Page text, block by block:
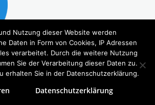
bvl-Shop . Alle Rechte vorbehalten. Theme:eStorevon ThemeGrill.
Nutzung dieser Website werden
Daten in Form von Cookies, IP Adressen
verarbeitet. Durch die weitere Nutzung
Sie der Verarbeitung dieser Daten zu.
erhalten Sie in der Datenschutzerklärung.
Datenschutzerklärung